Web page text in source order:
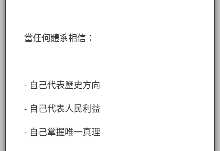
當任何體系相信：
- 自己代表歷史方向
- 自己代表人民利益
- 自己掌握唯一真理